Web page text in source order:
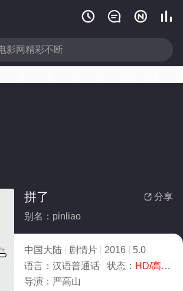
   
 分享
拼了
别名：pinliao
中国大陆 剧情片 2016
5.0
语言： 汉语普通话 状态： HD/高清
导演： 严高山